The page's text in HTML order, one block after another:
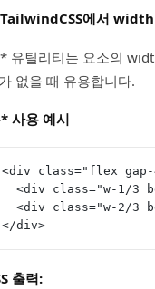
에서 width
유틸리티는 요소의
없을 때 유용합니다.
사용 예시
<div class="flex gap-
<div class="w-1/3
<div class="w-2/3
</div>
출력: